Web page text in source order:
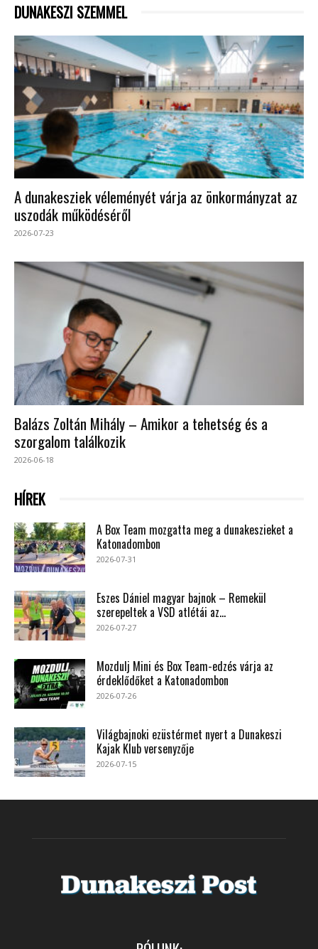
DUNAKESZI SZEMMEL
A dunakesziek véleményét várja az önkormányzat az
uszodák működéséről
2026-07-23
Balázs Zoltán Mihály – Amikor a tehetség és a
szorgalom találkozik
2026-06-18
HÍREK
A Box Team mozgatta meg a dunakeszieket a
Katonadombon
2026-07-31
Eszes Dániel magyar bajnok – Remekül
szerepeltek a VSD atlétái az...
2026-07-27
Mozdulj Mini és Box Team-edzés várja az
érdeklődőket a Katonadombon
2026-07-26
Világbajnoki ezüstérmet nyert a Dunakeszi
Kajak Klub versenyzője
2026-07-15